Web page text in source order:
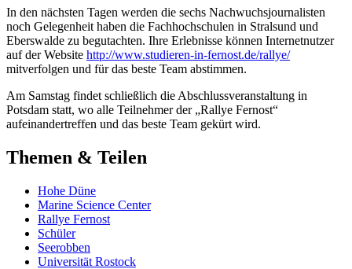
In den nächsten Tagen werden die sechs Nachwuchsjournalisten
noch Gelegenheit haben die Fachhochschulen in Stralsund und
Eberswalde zu begutachten. Ihre Erlebnisse können Internetnutzer
auf der Website http://www.studieren-in-fernost.de/rallye/
mitverfolgen und für das beste Team abstimmen.
Am Samstag findet schließlich die Abschlussveranstaltung in
Potsdam statt, wo alle Teilnehmer der „Rallye Fernost“
aufeinandertreffen und das beste Team gekürt wird.
Themen & Teilen
Hohe Düne
Marine Science Center
Rallye Fernost
Schüler
Seerobben
Universität Rostock